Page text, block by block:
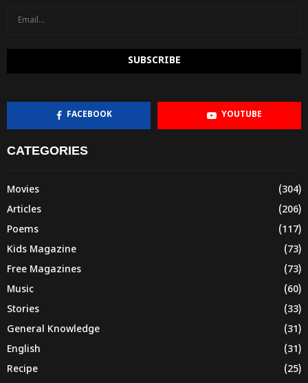
FACEBOOK YOUTUBE
CATEGORIES
Movies
(304)
Articles
(206)
Poems
(117)
Kids Magazine
(73)
Free Magazines
(73)
Music
(60)
Stories
(33)
General Knowledge
(31)
English
(31)
Recipe
(25)